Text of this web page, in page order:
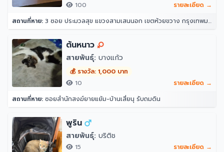
100
รายละเอียด →
สถานที่หาย: 3 ซอย ประมวลสุข แขวงสามเสนนอก เขตห้วยขวาง กรุงเทพมหานคร 10320
ต้นหนาว
สายพันธุ์: บางแก้ว
💰 รางวัล: 1,000 บาท
10
รายละเอียด →
สถานที่หาย: ซอยสำนักสงฆ์ยายแย้ม-บ้านเสี่ยนุ รับถมดิน
พูริน
สายพันธุ์: บริติช
15 รายละเอียด →